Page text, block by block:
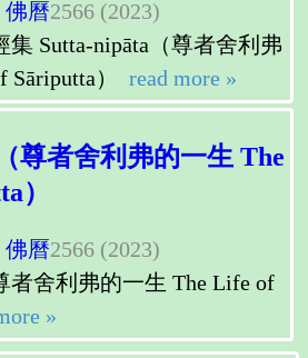
佛曆2566 (2023)
Sutta-nipāta（尊者舍利弗
）
read more »
尊者舍利弗的一生 The
）
佛曆2566 (2023)
者舍利弗的一生 The Life of
»